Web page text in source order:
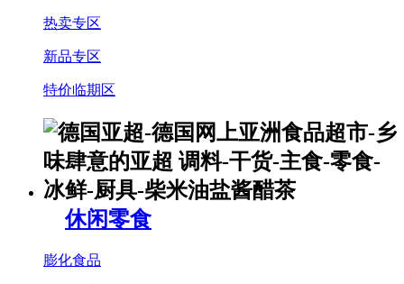
热卖专区
新品专区
特价临期区
休闲零食
膨化食品